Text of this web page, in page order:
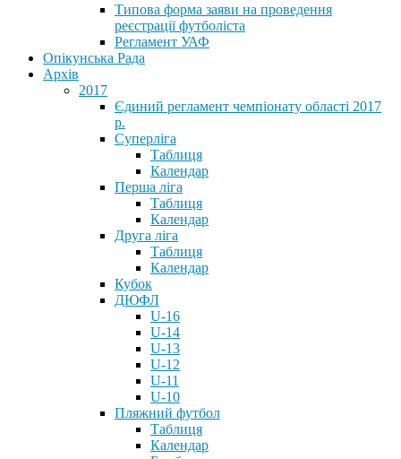
Типова форма заяви на проведення
реєстрації футболіста
Регламент УАФ
Опікунська Рада
Архів
2017
Єдиний регламент чемпіонату області 2017
р.
Суперліга
Таблиця
Календар
Перша ліга
Таблиця
Календар
Друга ліга
Таблиця
Календар
Кубок
ДЮФЛ
U-16
U-14
U-13
U-12
U-11
U-10
Пляжний футбол
Таблиця
Календар